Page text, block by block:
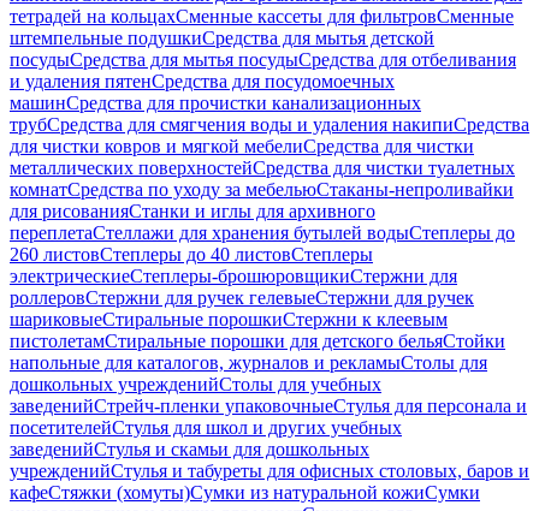
тетрадей на кольцахСменные кассеты для фильтровСменные
штемпельные подушкиСредства для мытья детской
посудыСредства для мытья посудыСредства для отбеливания
и удаления пятенСредства для посудомоечных
машинСредства для прочистки канализационных
трубСредства для смягчения воды и удаления накипиСредства
для чистки ковров и мягкой мебелиСредства для чистки
металлических поверхностейСредства для чистки туалетных
комнатСредства по уходу за мебельюСтаканы-непроливайки
для рисованияСтанки и иглы для архивного
переплетаСтеллажи для хранения бутылей водыСтеплеры до
260 листовСтеплеры до 40 листовСтеплеры
электрическиеСтеплеры-брошюровщикиСтержни для
роллеровСтержни для ручек гелевыеСтержни для ручек
шариковыеСтиральные порошкиСтержни к клеевым
пистолетамСтиральные порошки для детского бельяСтойки
напольные для каталогов, журналов и рекламыСтолы для
дошкольных учрежденийСтолы для учебных
заведенийСтрейч-пленки упаковочныеСтулья для персонала и
посетителейСтулья для школ и других учебных
заведенийСтулья и скамьи для дошкольных
учрежденийСтулья и табуреты для офисных столовых, баров и
кафеСтяжки (хомуты)Сумки из натуральной кожиСумки